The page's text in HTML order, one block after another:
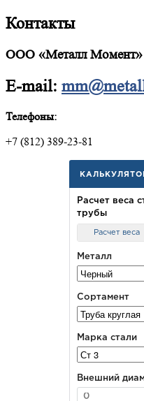
Контакты
ООО «Металл Момент»
E-mail:
Телефоны:
+7 (812) 389-23-81